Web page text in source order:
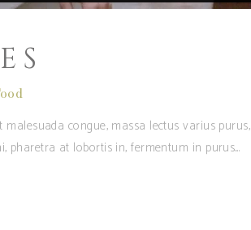
congue, massa lectus varius purus,
pharetra at lobortis in, fermentum in purus.